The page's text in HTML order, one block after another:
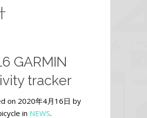
GARMIN
tracker
on 2020年4月16日 by
in NEWS.